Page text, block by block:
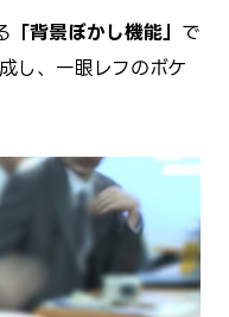
「背景ぼかし機能」 で
し、一眼レフのボケ